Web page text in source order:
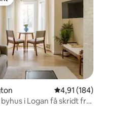
4,91 ud af 5 i
4,91 (184)
i Logan få skridt fra